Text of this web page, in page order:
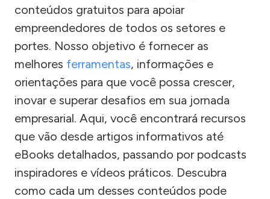
conteúdos gratuitos para apoiar
empreendedores de todos os setores e
portes. Nosso objetivo é fornecer as
melhores ferramentas, informações e
orientações para que você possa crescer,
inovar e superar desafios em sua jornada
empresarial. Aqui, você encontrará recursos
que vão desde artigos informativos até
eBooks detalhados, passando por podcasts
inspiradores e vídeos práticos. Descubra
como cada um desses conteúdos pode